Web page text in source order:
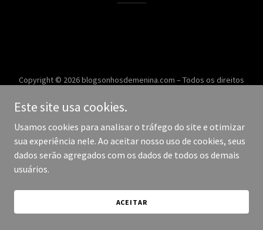
Copyright © 2026 blogsonhosdemenina.com – Todos os direitos
Este site usa cookies.
Usamos cookies para analisar o tráfego do site e otimizar
sua experiência nele. Ao aceitar nosso uso de cookies, seus
dados serão agregados com os dados de todos os demais
usuários.
ACEITAR